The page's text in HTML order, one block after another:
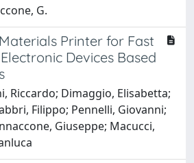
G.
Printer for Fast
Devices Based
Riccardo; Dimaggio, Elisabetta;
Filippo; Pennelli, Giovanni;
Giuseppe; Macucci,